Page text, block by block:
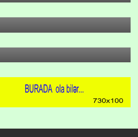
udmayacaqsan... Sən bilirsən